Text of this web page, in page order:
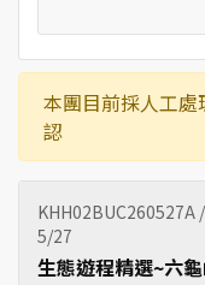
本團目前採人工
認
KHH02BUC260527A
5/27
生態遊程精選~六